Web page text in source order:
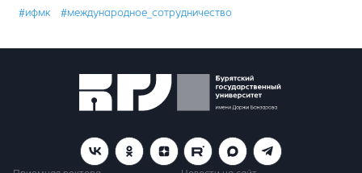
#ифмк #международное_сотрудничество